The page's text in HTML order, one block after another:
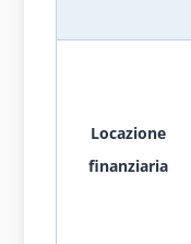
Locazione
finanziaria